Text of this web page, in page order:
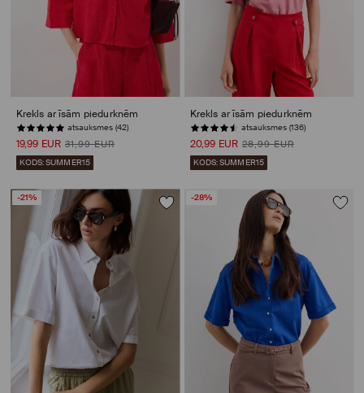
Krekls ar īsām piedurknēm
atsauksmes (42)
19,99 EUR 31,99 EUR
KODS: SUMMER15
Krekls ar īsām piedurknēm
atsauksmes (136)
20,99 EUR 28,99 EUR
KODS: SUMMER15
-21% -28%